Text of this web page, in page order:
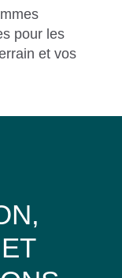
pour les
et vos